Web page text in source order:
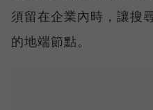
須留在企業內時，讓搜
的地端節點。